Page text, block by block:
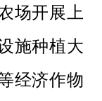
场开展上
施种植大
经济作物